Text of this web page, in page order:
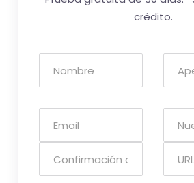
crédito.